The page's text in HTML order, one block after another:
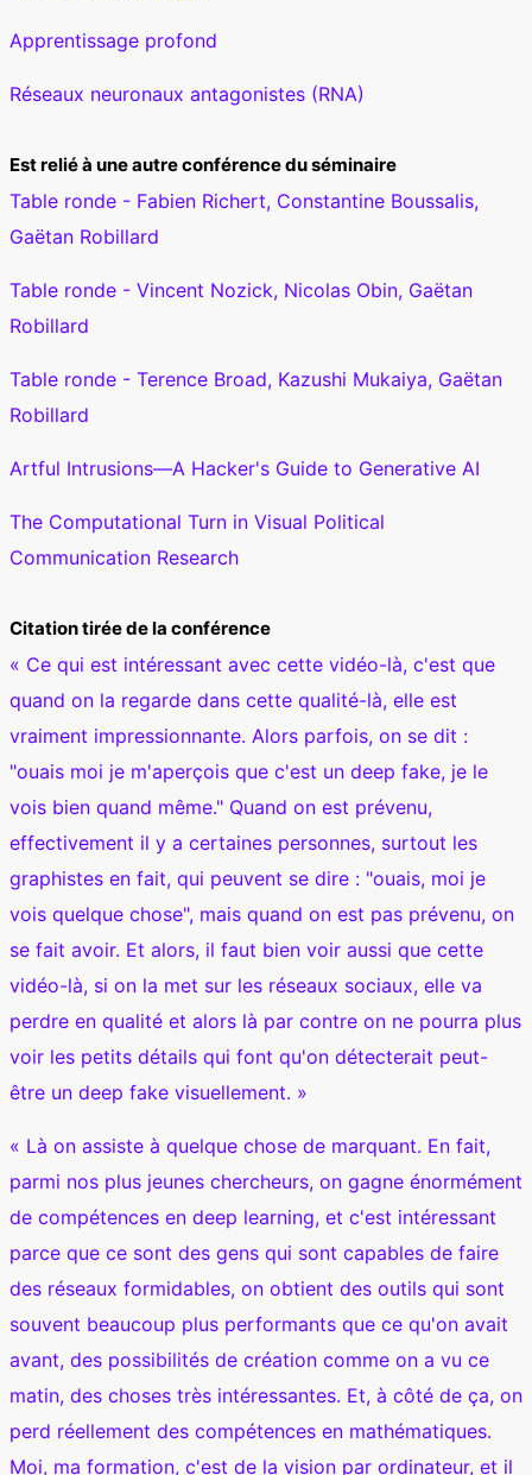
Apprentissage profond
Réseaux neuronaux antagonistes (RNA)
Est relié à une autre conférence du séminaire
Table ronde - Fabien Richert, Constantine Boussalis,
Gaëtan Robillard
Table ronde - Vincent Nozick, Nicolas Obin, Gaëtan
Robillard
Table ronde - Terence Broad, Kazushi Mukaiya, Gaëtan
Robillard
Artful Intrusions—A Hacker's Guide to Generative AI
The Computational Turn in Visual Political
Communication Research
Citation tirée de la conférence
« Ce qui est intéressant avec cette vidéo-là, c'est que
quand on la regarde dans cette qualité-là, elle est
vraiment impressionnante. Alors parfois, on se dit :
"ouais moi je m'aperçois que c'est un deep fake, je le
vois bien quand même." Quand on est prévenu,
effectivement il y a certaines personnes, surtout les
graphistes en fait, qui peuvent se dire : "ouais, moi je
vois quelque chose", mais quand on est pas prévenu, on
se fait avoir. Et alors, il faut bien voir aussi que cette
vidéo-là, si on la met sur les réseaux sociaux, elle va
perdre en qualité et alors là par contre on ne pourra plus
voir les petits détails qui font qu'on détecterait peut-
être un deep fake visuellement. »
« Là on assiste à quelque chose de marquant. En fait,
parmi nos plus jeunes chercheurs, on gagne énormément
de compétences en deep learning, et c'est intéressant
parce que ce sont des gens qui sont capables de faire
des réseaux formidables, on obtient des outils qui sont
souvent beaucoup plus performants que ce qu'on avait
avant, des possibilités de création comme on a vu ce
matin, des choses très intéressantes. Et, à côté de ça, on
perd réellement des compétences en mathématiques.
Moi, ma formation, c'est de la vision par ordinateur, et il